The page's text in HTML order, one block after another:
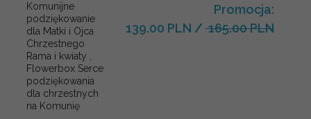
Komunijne
podziękowanie
dla Matki i Ojca
Chrzestnego
Rama i kwiaty ,
Flowerbox Serce
podziękowania
dla chrzestnych
na Komunię
Promocja:
139.00 PLN / 165.00 PLN